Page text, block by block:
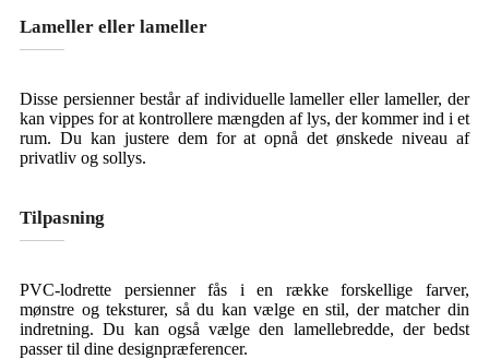
Lameller eller lameller
Disse persienner består af individuelle lameller eller lameller, der
kan vippes for at kontrollere mængden af ​​lys, der kommer ind i et
rum. Du kan justere dem for at opnå det ønskede niveau af
privatliv og sollys.
Tilpasning
PVC-lodrette persienner fås i en række forskellige farver,
mønstre og teksturer, så du kan vælge en stil, der matcher din
indretning. Du kan også vælge den lamellebredde, der bedst
passer til dine designpræferencer.